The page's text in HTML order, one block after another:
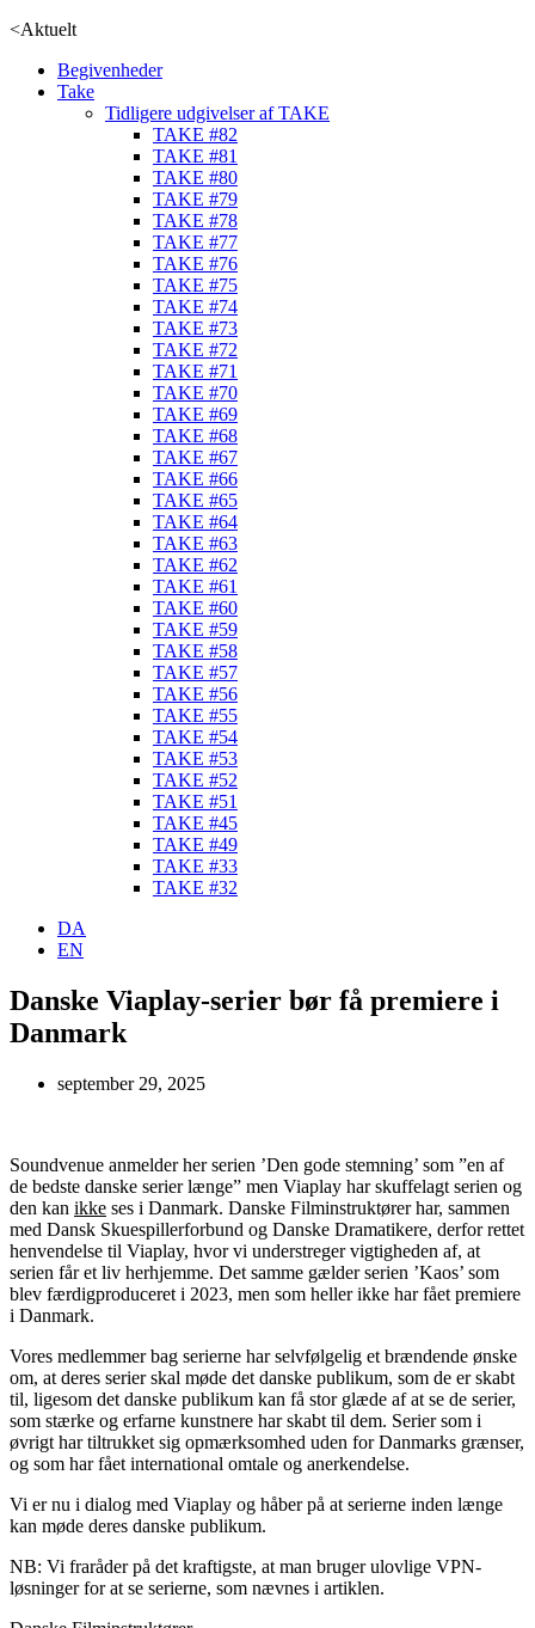
<Aktuelt
Begivenheder
Take
Tidligere udgivelser af TAKE
TAKE #82
TAKE #81
TAKE #80
TAKE #79
TAKE #78
TAKE #77
TAKE #76
TAKE #75
TAKE #74
TAKE #73
TAKE #72
TAKE #71
TAKE #70
TAKE #69
TAKE #68
TAKE #67
TAKE #66
TAKE #65
TAKE #64
TAKE #63
TAKE #62
TAKE #61
TAKE #60
TAKE #59
TAKE #58
TAKE #57
TAKE #56
TAKE #55
TAKE #54
TAKE #53
TAKE #52
TAKE #51
TAKE #45
TAKE #49
TAKE #33
TAKE #32
DA
EN
Danske Viaplay-serier bør få premiere i
Danmark
september 29, 2025
Soundvenue anmelder her serien ’Den gode stemning’ som ”en af
de bedste danske serier længe” men Viaplay har skuffelagt serien og
den kan ikke ses i Danmark. Danske Filminstruktører har, sammen
med Dansk Skuespillerforbund og Danske Dramatikere, derfor rettet
henvendelse til Viaplay, hvor vi understreger vigtigheden af, at
serien får et liv herhjemme. Det samme gælder serien ’Kaos’ som
blev færdigproduceret i 2023, men som heller ikke har fået premiere
i Danmark.
Vores medlemmer bag serierne har selvfølgelig et brændende ønske
om, at deres serier skal møde det danske publikum, som de er skabt
til, ligesom det danske publikum kan få stor glæde af at se de serier,
som stærke og erfarne kunstnere har skabt til dem. Serier som i
øvrigt har tiltrukket sig opmærksomhed uden for Danmarks grænser,
og som har fået international omtale og anerkendelse.
Vi er nu i dialog med Viaplay og håber på at serierne inden længe
kan møde deres danske publikum.
NB: Vi fraråder på det kraftigste, at man bruger ulovlige VPN-
løsninger for at se serierne, som nævnes i artiklen.